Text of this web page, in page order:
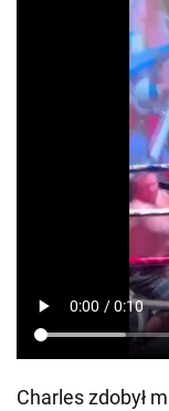
Charles zdobył